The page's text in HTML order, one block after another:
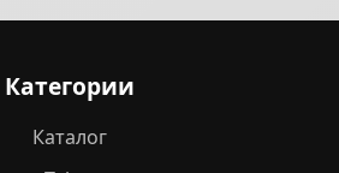
Категории
Каталог